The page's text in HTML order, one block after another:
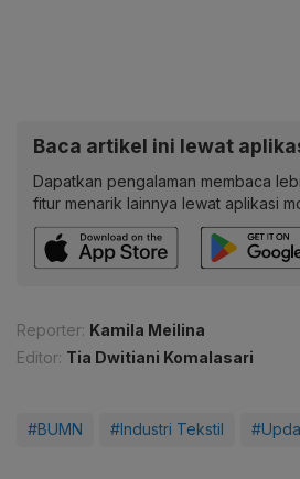
Baca artikel ini lewat
Dapatkan pengalaman membaca
fitur menarik lainnya lewat aplikasi
Reporter: Kamila Meilina
Editor: Tia Dwitiani Komalasari
#BUMN #Industri Tekstil